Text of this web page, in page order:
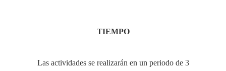
TIEMPO
Las actividades se realizarán en un periodo de 3